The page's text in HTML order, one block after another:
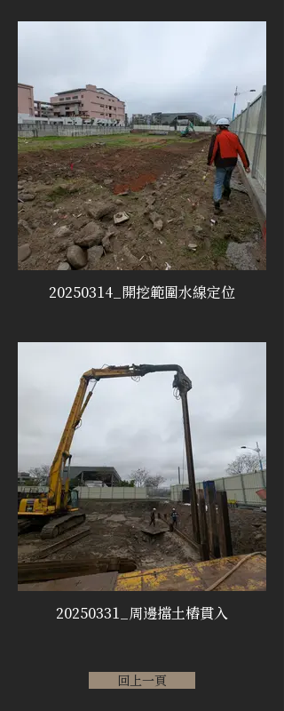
20250314_開挖範圍水線定位
20250331_周邊擋土樁貫入
回上一頁